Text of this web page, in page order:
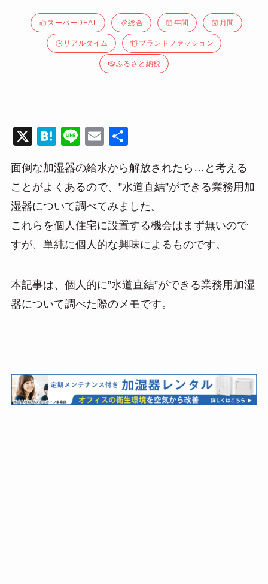
スーパーDEAL 総合 年間 月間
リアルタイム ブランドファッション
ふるさと納税
X
H
e
n
a
Li
e
E
ail
面倒な加湿器の給水から解放されたら…と考える
ことがよくあるので、”水道直結”ができる業務用加
湿器について調べてみました。
これらを個人住宅に設置する機会はまず無いので
すが、単純に個人的な興味によるものです。
本記事は、個人的に”水道直結”ができる業務用加湿
器について調べた際のメモです。